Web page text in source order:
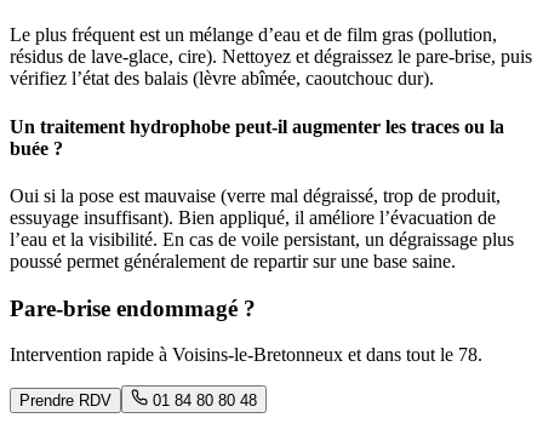
Le plus fréquent est un mélange d’eau et de film gras (pollution,
résidus de lave-glace, cire). Nettoyez et dégraissez le pare-brise, puis
vérifiez l’état des balais (lèvre abîmée, caoutchouc dur).
Un traitement hydrophobe peut-il augmenter les traces ou la
buée ?
Oui si la pose est mauvaise (verre mal dégraissé, trop de produit,
essuyage insuffisant). Bien appliqué, il améliore l’évacuation de
l’eau et la visibilité. En cas de voile persistant, un dégraissage plus
poussé permet généralement de repartir sur une base saine.
Pare-brise endommagé ?
Intervention rapide à Voisins-le-Bretonneux et dans tout le 78.
Prendre RDV 01 84 80 80 48